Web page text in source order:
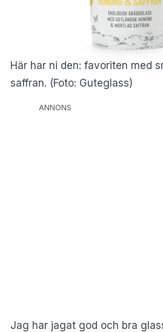
Här har ni den: favoriten med
saffran. (Foto: Guteglass)
ANNONS
Jag har jagat god och bra